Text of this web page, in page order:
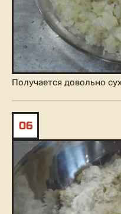
Получается довольно
06